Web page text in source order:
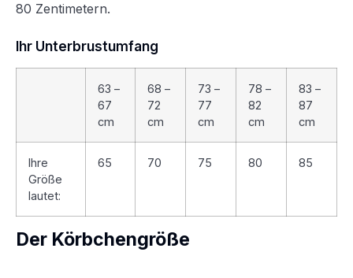
80 Zentimetern.
Ihr Unterbrustumfang
63 –
67
cm
68 –
72
cm
73 –
77
cm
78 –
82
cm
83 –
87
cm
Ihre
Größe
lautet:
65 70 75 80 85
Der Körbchengröße